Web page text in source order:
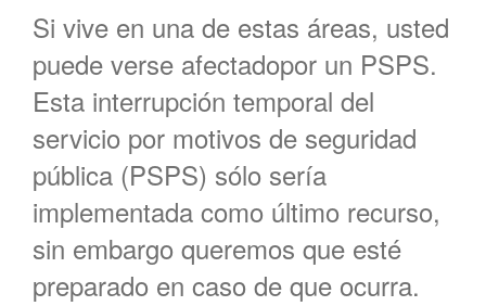
Si vive en una de estas áreas, usted
puede verse afectadopor un PSPS.
Esta interrupción temporal del
servicio por motivos de seguridad
pública (PSPS) sólo sería
implementada como último recurso,
sin embargo queremos que esté
preparado en caso de que ocurra.